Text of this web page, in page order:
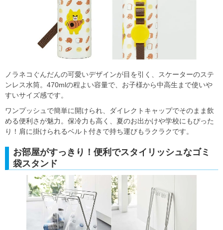
ノラネコぐんだんの可愛いデザインが目を引く、スケーターのステ
ンレス水筒。470mlの程よい容量で、お子様から中高生まで使いや
すいサイズ感です。
ワンプッシュで簡単に開けられ、ダイレクトキャップでそのまま飲
める便利さが魅力。保冷力も高く、夏のお出かけや学校にもぴった
り！肩に掛けられるベルト付きで持ち運びもラクラクです。
お部屋がすっきり！便利でスタイリッシュなゴミ
袋スタンド